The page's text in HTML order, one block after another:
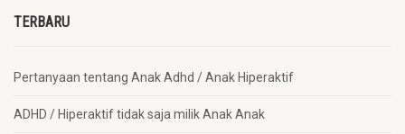
TERBARU
Pertanyaan tentang Anak Adhd / Anak Hiperaktif
ADHD / Hiperaktif tidak saja milik Anak Anak